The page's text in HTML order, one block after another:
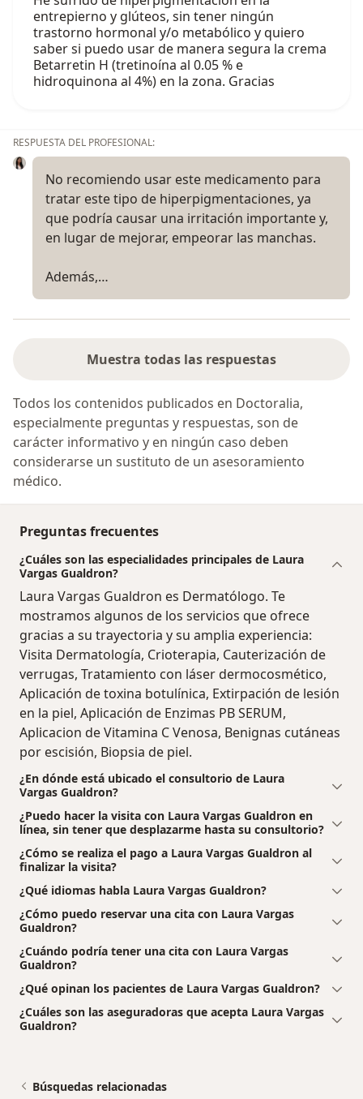
entrepierno y glúteos, sin tener ningún
trastorno hormonal y/o metabólico y quiero
saber si puedo usar de manera segura la crema
Betarretin H (tretinoína al 0.05 % e
hidroquinona al 4%) en la zona. Gracias
RESPUESTA DEL PROFESIONAL:
No recomiendo usar este medicamento para
tratar este tipo de hiperpigmentaciones, ya
que podría causar una irritación importante y,
en lugar de mejorar, empeorar las manchas.
Además,…
Muestra todas las respuestas
Todos los contenidos publicados en Doctoralia,
especialmente preguntas y respuestas, son de
carácter informativo y en ningún caso deben
considerarse un sustituto de un asesoramiento
médico.
Preguntas frecuentes
¿Cuáles son las especialidades principales de Laura
Vargas Gualdron?
Laura Vargas Gualdron es Dermatólogo. Te
mostramos algunos de los servicios que ofrece
gracias a su trayectoria y su amplia experiencia:
Visita Dermatología, Crioterapia, Cauterización de
verrugas, Tratamiento con láser dermocosmético,
Aplicación de toxina botulínica, Extirpación de lesión
en la piel, Aplicación de Enzimas PB SERUM,
Aplicacion de Vitamina C Venosa, Benignas cutáneas
por escisión, Biopsia de piel.
¿En dónde está ubicado el consultorio de Laura
Vargas Gualdron?
¿Puedo hacer la visita con Laura Vargas Gualdron en
línea, sin tener que desplazarme hasta su consultorio?
¿Cómo se realiza el pago a Laura Vargas Gualdron al
finalizar la visita?
¿Qué idiomas habla Laura Vargas Gualdron?
¿Cómo puedo reservar una cita con Laura Vargas
Gualdron?
¿Cuándo podría tener una cita con Laura Vargas
Gualdron?
¿Qué opinan los pacientes de Laura Vargas Gualdron?
¿Cuáles son las aseguradoras que acepta Laura Vargas
Gualdron?
Búsquedas relacionadas